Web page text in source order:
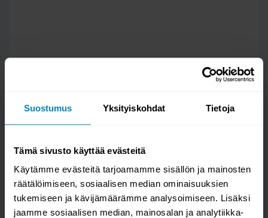
Suostumus Yksityiskohdat Tietoja
Tämä sivusto käyttää evästeitä
Käytämme evästeitä tarjoamamme sisällön ja mainosten
räätälöimiseen, sosiaalisen median ominaisuuksien
tukemiseen ja kävijämäärämme analysoimiseen. Lisäksi
jaamme sosiaalisen median, mainosalan ja analytiikka-
Kysy kysymys
Toplux Pro 40 työtuoli, musta